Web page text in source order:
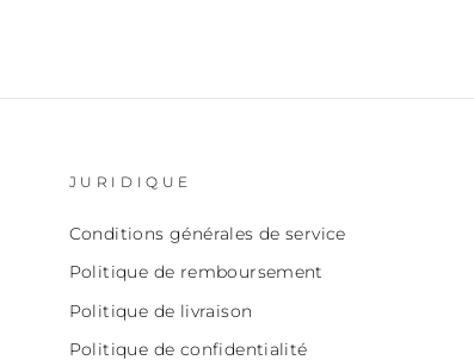
JURIDIQUE
Conditions générales de service
Politique de remboursement
Politique de livraison
Politique de confidentialité